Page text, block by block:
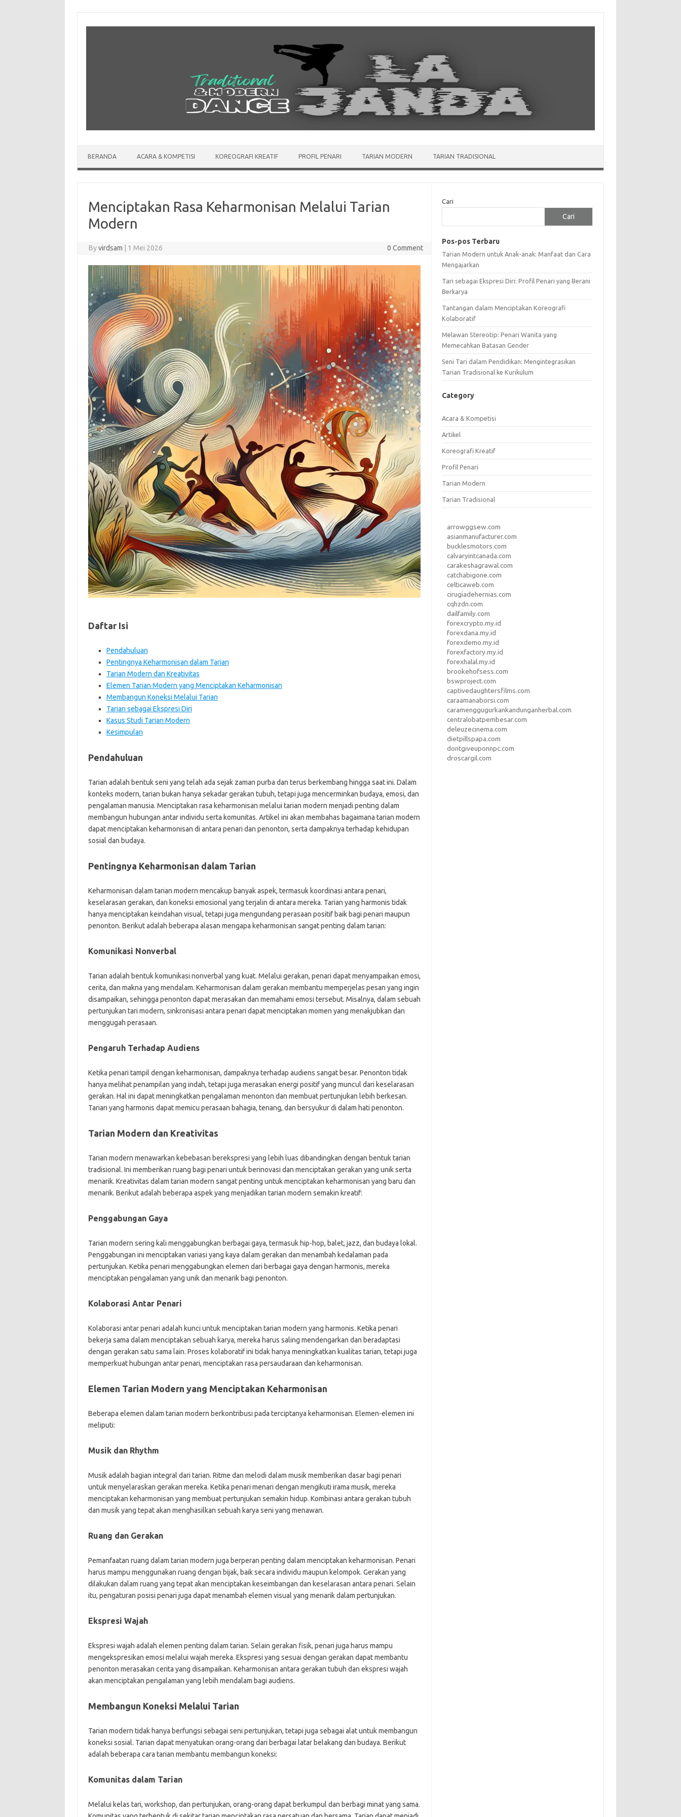
BERANDA ACARA & KOMPETISI KOREOGRAFI KREATIF PROFIL PENARI TARIAN MODERN TARIAN TRADISIONAL
Menciptakan Rasa Keharmonisan Melalui Tarian
Modern
Byvirdsam 1 Mei 2026 0 Comment
Daftar Isi
Pendahuluan
Pentingnya Keharmonisan dalam Tarian
Tarian Modern dan Kreativitas
Elemen Tarian Modern yang Menciptakan Keharmonisan
Membangun Koneksi Melalui Tarian
Tarian sebagai Ekspresi Diri
Kasus Studi Tarian Modern
Kesimpulan
Pendahuluan
Tarian adalah bentuk seni yang telah ada sejak zaman purba dan terus berkembang hingga saat ini. Dalam
konteks modern, tarian bukan hanya sekadar gerakan tubuh, tetapi juga mencerminkan budaya, emosi, dan
pengalaman manusia. Menciptakan rasa keharmonisan melalui tarian modern menjadi penting dalam
membangun hubungan antar individu serta komunitas. Artikel ini akan membahas bagaimana tarian modern
dapat menciptakan keharmonisan di antara penari dan penonton, serta dampaknya terhadap kehidupan
sosial dan budaya.
Pentingnya Keharmonisan dalam Tarian
Keharmonisan dalam tarian modern mencakup banyak aspek, termasuk koordinasi antara penari,
keselarasan gerakan, dan koneksi emosional yang terjalin di antara mereka. Tarian yang harmonis tidak
hanya menciptakan keindahan visual, tetapi juga mengundang perasaan positif baik bagi penari maupun
penonton. Berikut adalah beberapa alasan mengapa keharmonisan sangat penting dalam tarian:
Komunikasi Nonverbal
Tarian adalah bentuk komunikasi nonverbal yang kuat. Melalui gerakan, penari dapat menyampaikan emosi,
cerita, dan makna yang mendalam. Keharmonisan dalam gerakan membantu memperjelas pesan yang ingin
disampaikan, sehingga penonton dapat merasakan dan memahami emosi tersebut. Misalnya, dalam sebuah
pertunjukan tari modern, sinkronisasi antara penari dapat menciptakan momen yang menakjubkan dan
menggugah perasaan.
Pengaruh Terhadap Audiens
Ketika penari tampil dengan keharmonisan, dampaknya terhadap audiens sangat besar. Penonton tidak
hanya melihat penampilan yang indah, tetapi juga merasakan energi positif yang muncul dari keselarasan
gerakan. Hal ini dapat meningkatkan pengalaman menonton dan membuat pertunjukan lebih berkesan.
Tarian yang harmonis dapat memicu perasaan bahagia, tenang, dan bersyukur di dalam hati penonton.
Tarian Modern dan Kreativitas
Tarian modern menawarkan kebebasan berekspresi yang lebih luas dibandingkan dengan bentuk tarian
tradisional. Ini memberikan ruang bagi penari untuk berinovasi dan menciptakan gerakan yang unik serta
menarik. Kreativitas dalam tarian modern sangat penting untuk menciptakan keharmonisan yang baru dan
menarik. Berikut adalah beberapa aspek yang menjadikan tarian modern semakin kreatif:
Penggabungan Gaya
Tarian modern sering kali menggabungkan berbagai gaya, termasuk hip-hop, balet, jazz, dan budaya lokal.
Penggabungan ini menciptakan variasi yang kaya dalam gerakan dan menambah kedalaman pada
pertunjukan. Ketika penari menggabungkan elemen dari berbagai gaya dengan harmonis, mereka
menciptakan pengalaman yang unik dan menarik bagi penonton.
Kolaborasi Antar Penari
Kolaborasi antar penari adalah kunci untuk menciptakan tarian modern yang harmonis. Ketika penari
bekerja sama dalam menciptakan sebuah karya, mereka harus saling mendengarkan dan beradaptasi
dengan gerakan satu sama lain. Proses kolaboratif ini tidak hanya meningkatkan kualitas tarian, tetapi juga
memperkuat hubungan antar penari, menciptakan rasa persaudaraan dan keharmonisan.
Elemen Tarian Modern yang Menciptakan Keharmonisan
Beberapa elemen dalam tarian modern berkontribusi pada terciptanya keharmonisan. Elemen-elemen ini
meliputi:
Musik dan Rhythm
Musik adalah bagian integral dari tarian. Ritme dan melodi dalam musik memberikan dasar bagi penari
untuk menyelaraskan gerakan mereka. Ketika penari menari dengan mengikuti irama musik, mereka
menciptakan keharmonisan yang membuat pertunjukan semakin hidup. Kombinasi antara gerakan tubuh
dan musik yang tepat akan menghasilkan sebuah karya seni yang menawan.
Ruang dan Gerakan
Pemanfaatan ruang dalam tarian modern juga berperan penting dalam menciptakan keharmonisan. Penari
harus mampu menggunakan ruang dengan bijak, baik secara individu maupun kelompok. Gerakan yang
dilakukan dalam ruang yang tepat akan menciptakan keseimbangan dan keselarasan antara penari. Selain
itu, pengaturan posisi penari juga dapat menambah elemen visual yang menarik dalam pertunjukan.
Ekspresi Wajah
Ekspresi wajah adalah elemen penting dalam tarian. Selain gerakan fisik, penari juga harus mampu
mengekspresikan emosi melalui wajah mereka. Ekspresi yang sesuai dengan gerakan dapat membantu
penonton merasakan cerita yang disampaikan. Keharmonisan antara gerakan tubuh dan ekspresi wajah
akan menciptakan pengalaman yang lebih mendalam bagi audiens.
Membangun Koneksi Melalui Tarian
Tarian modern tidak hanya berfungsi sebagai seni pertunjukan, tetapi juga sebagai alat untuk membangun
koneksi sosial. Tarian dapat menyatukan orang-orang dari berbagai latar belakang dan budaya. Berikut
adalah beberapa cara tarian membantu membangun koneksi:
Komunitas dalam Tarian
Melalui kelas tari, workshop, dan pertunjukan, orang-orang dapat berkumpul dan berbagi minat yang sama.
Cari
Cari
Pos-pos Terbaru
Tarian Modern untuk Anak-anak: Manfaat dan Cara
Mengajarkan
Tari sebagai Ekspresi Diri: Profil Penari yang Berani
Berkarya
Tantangan dalam Menciptakan Koreografi
Kolaboratif
Melawan Stereotip: Penari Wanita yang
Memecahkan Batasan Gender
Seni Tari dalam Pendidikan: Mengintegrasikan
Tarian Tradisional ke Kurikulum
Category
Acara & Kompetisi
Artikel
Koreografi Kreatif
Profil Penari
Tarian Modern
Tarian Tradisional
arrowggsew.com
asianmanufacturer.com
bucklesmotors.com
calvaryintcanada.com
carakeshagrawal.com
catchabigone.com
celticaweb.com
cirugiadehernias.com
cqhzdn.com
dailfamily.com
forexcrypto.my.id
forexdana.my.id
forexdemo.my.id
forexfactory.my.id
forexhalal.my.id
brookehofsess.com
bswproject.com
captivedaughtersfilms.com
caraamanaborsi.com
caramenggugurkankandunganherbal.com
centralobatpembesar.com
deleuzecinema.com
dietpillspapa.com
dontgiveuponnpc.com
droscargil.com